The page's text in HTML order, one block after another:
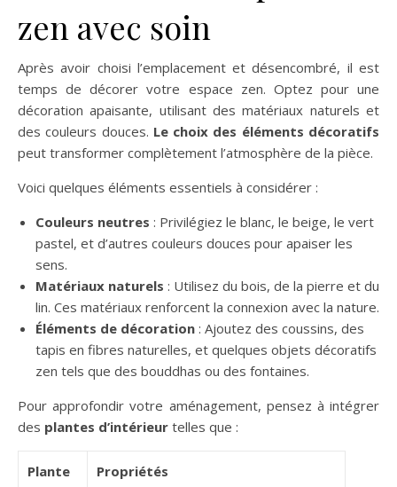
zen avec soin
Après avoir choisi l’emplacement et désencombré, il est
temps de décorer votre espace zen. Optez pour une
décoration apaisante, utilisant des matériaux naturels et
des couleurs douces. Le choix des éléments décoratifs
peut transformer complètement l’atmosphère de la pièce.
Voici quelques éléments essentiels à considérer :
Couleurs neutres : Privilégiez le blanc, le beige, le vert
pastel, et d’autres couleurs douces pour apaiser les
sens.
Matériaux naturels : Utilisez du bois, de la pierre et du
lin. Ces matériaux renforcent la connexion avec la nature.
Éléments de décoration : Ajoutez des coussins, des
tapis en fibres naturelles, et quelques objets décoratifs
zen tels que des bouddhas ou des fontaines.
Pour approfondir votre aménagement, pensez à intégrer
des plantes d’intérieur telles que :
Plante Propriétés